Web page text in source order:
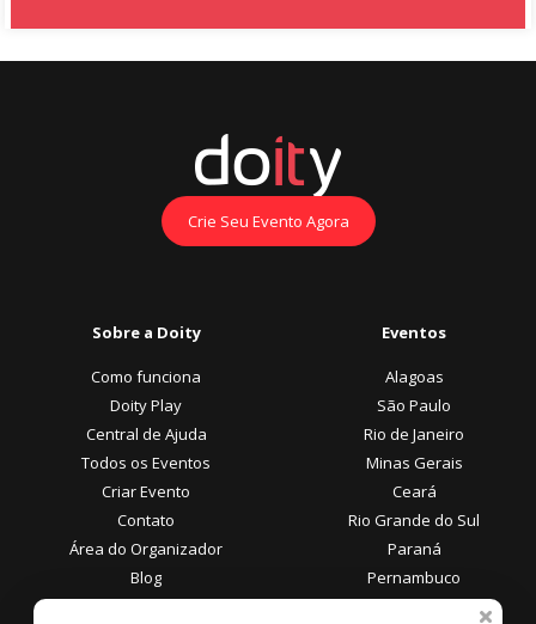
Crie Seu Evento Agora
Sobre a Doity
Como funciona
Doity Play
Central de Ajuda
Todos os Eventos
Criar Evento
Contato
Área do Organizador
Blog
Eventos
Alagoas
São Paulo
Rio de Janeiro
Minas Gerais
Ceará
Rio Grande do Sul
Paraná
Pernambuco